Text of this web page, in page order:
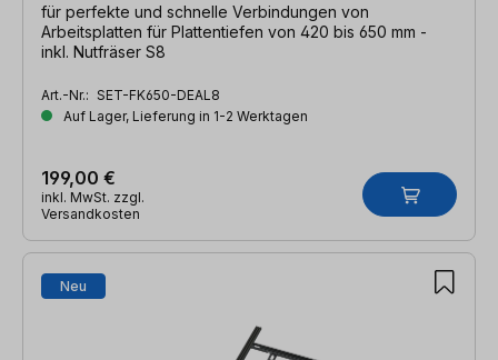
für perfekte und schnelle Verbindungen von
Arbeitsplatten für Plattentiefen von 420 bis 650 mm -
inkl. Nutfräser S8
Art.-Nr.: SET-FK650-DEAL8
Auf Lager, Lieferung in 1-2 Werktagen
199,00 €
inkl. MwSt. zzgl.
Versandkosten
Neu